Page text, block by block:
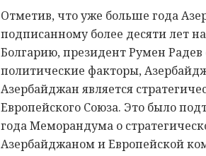
Отметив, что уже больше года
подписанному более десяти лет
Болгарию, президент Румен Радев
политические факторы,
Азербайджан является
Европейского Союза. Это было
года Меморандума о
Азербайджаном и Европейской